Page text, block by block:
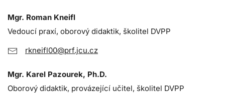
Mgr. Roman Kneifl
Vedoucí praxí, oborový didaktik, školitel DVPP
rkneifl00@prf.jcu.cz
Mgr. Karel Pazourek, Ph.D.
Oborový didaktik, provázející učitel, školitel DVPP